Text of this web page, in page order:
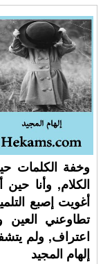
وخفة الكلمات
الكلام, وأنا
أغويت إصبع
تطاوعني
اعتراف, ولم
إلهام المجيد